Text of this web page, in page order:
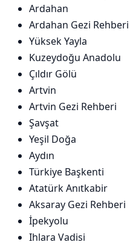
Ardahan
Ardahan Gezi Rehberi
Yüksek Yayla
Kuzeydoğu Anadolu
Çıldır Gölü
Artvin
Artvin Gezi Rehberi
Şavşat
Yeşil Doğa
Aydın
Türkiye Başkenti
Atatürk Anıtkabir
Aksaray Gezi Rehberi
İpekyolu
Ihlara Vadisi